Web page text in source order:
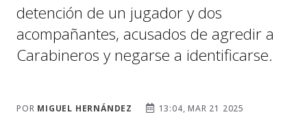
detención de un jugador y dos
acompañantes, acusados de agredir a
Carabineros y negarse a identificarse.
POR MIGUEL HERNÁNDEZ
13:04, MAR 21 2025